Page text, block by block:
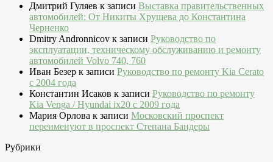
Дмитрий Гуляев к записи Выставка правительственных
автомобилей: От Никиты Хрущева до Константина
Черненко
Dmitry Andronnicov к записи Руководство по
эксплуатации, техническому обслуживанию и ремонту
автомобилей Volvo 740, 760
Иван Безер к записи Руководство по ремонту Kia Cerato
c 2004 года
Константин Исаков к записи Руководство по ремонту
Kia Venga / Hyundai ix20 c 2009 года
Мария Орлова к записи Московский проспект
переименуют в проспект Степана Бандеры
Рубрики